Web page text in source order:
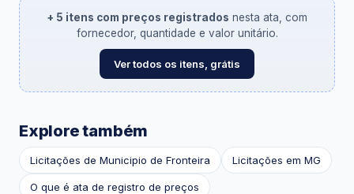
+ 5 itens com preços registrados nesta ata, com
fornecedor, quantidade e valor unitário.
Ver todos os itens, grátis
Explore também
Licitações de Municipio de Fronteira Licitações em MG
O que é ata de registro de preços